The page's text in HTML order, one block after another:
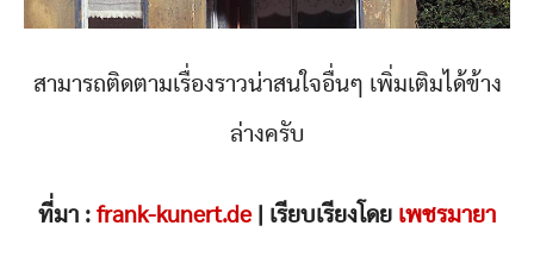
สามารถติดตามเรื่องราวน่าสนใจอื่นๆ เพิ่มเติมได้ข้าง
ล่างครับ
ที่มา : frank-kunert.de| เรียบเรียงโดย เพชรมายา